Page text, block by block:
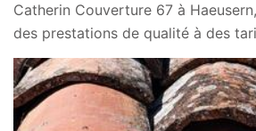
Catherin Couverture 67 à
des prestations de qualité à des